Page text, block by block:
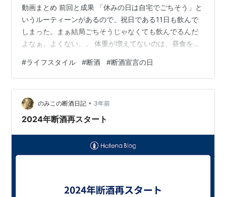
動画まとめ 前回と成果 「休みの日は自宅でごちそう」と
いうルーティーンがあるので、祝日である11日も飲んで
しまった。まぁ結局ごちそうじゃなくても飲んでるんだ
よなぁ。よくない。。 体重が増えてないのは、昼食を調
とか、身体が重いと感じた日は昼食をやや少なめにする
ようにしている。お酒と食事を自動調節してくれる機能
が筆者にはあるっぽい。 飲んだ量：450ml（ワイン3杯
体重：70.6kg 2025年版断酒のためのルール 2025年から
改めて始める断酒は以下のルールに基づいてやっていこ
#ライフスタイル #断酒 #断酒宣言の日
のみこの断酒日記 • 3年前
2024年断酒再スタート